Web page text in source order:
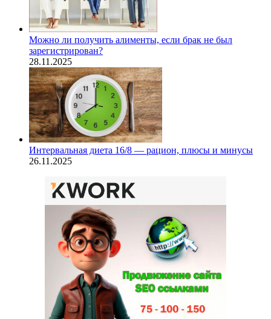
Можно ли получить алименты, если брак не был
зарегистрирован?
28.11.2025
Интервальная диета 16/8 — рацион, плюсы и минусы
26.11.2025